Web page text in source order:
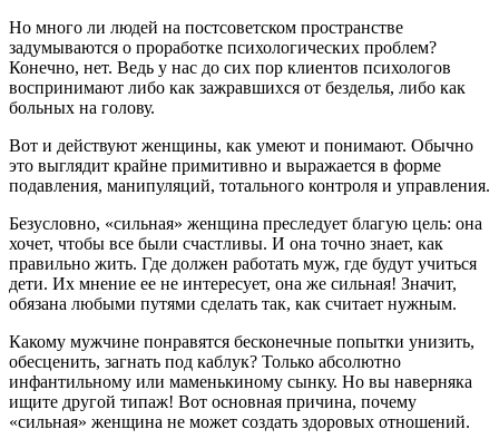
Но много ли людей на постсоветском пространстве
задумываются о проработке психологических проблем?
Конечно, нет. Ведь у нас до сих пор клиентов психологов
воспринимают либо как зажравшихся от безделья, либо как
больных на голову.
Вот и действуют женщины, как умеют и понимают. Обычно
это выглядит крайне примитивно и выражается в форме
подавления, манипуляций, тотального контроля и управления.
Безусловно, «сильная» женщина преследует благую цель: она
хочет, чтобы все были счастливы. И она точно знает, как
правильно жить. Где должен работать муж, где будут учиться
дети. Их мнение ее не интересует, она же сильная! Значит,
обязана любыми путями сделать так, как считает нужным.
Какому мужчине понравятся бесконечные попытки унизить,
обесценить, загнать под каблук? Только абсолютно
инфантильному или маменькиному сынку. Но вы наверняка
ищите другой типаж! Вот основная причина, почему
«сильная» женщина не может создать здоровых отношений.